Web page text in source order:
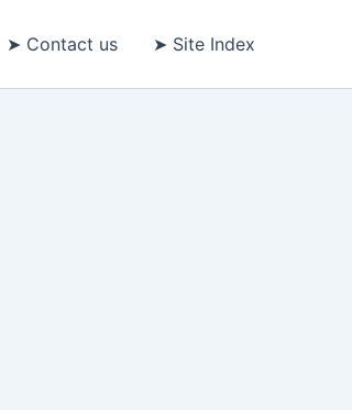
➤ Contact us ➤ Site Index